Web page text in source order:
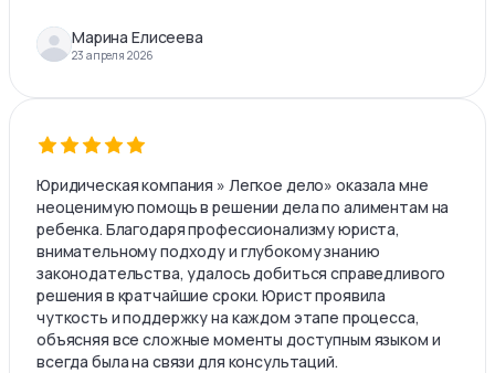
Марина Елисеева
23 апреля 2026
Юридическая компания » Легкое дело» оказала мне
неоценимую помощь в решении дела по алиментам на
ребенка. Благодаря профессионализму юриста,
внимательному подходу и глубокому знанию
законодательства, удалось добиться справедливого
решения в кратчайшие сроки. Юрист проявила
чуткость и поддержку на каждом этапе процесса,
объясняя все сложные моменты доступным языком и
всегда была на связи для консультаций.